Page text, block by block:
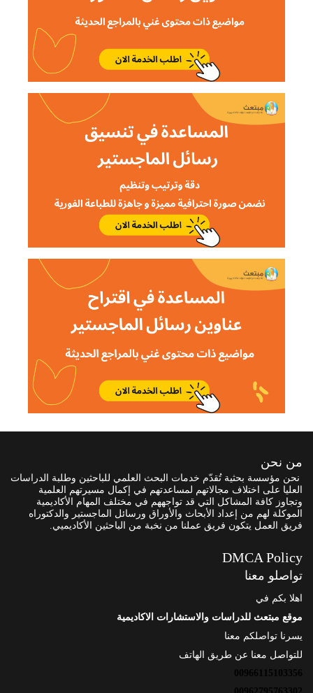
من نحن
نحن مؤسسة بحثية تُقدّم خدمات البحث العلمي للباحثين وطلبة الدراسات
العليا على اختلاف مجالاتهم لمساعدتهم في إكمال مسيرتهم العلمية
وتجاوز كافة المشاكل التي قد تواجههم في مختلف المهام الأكاديمية
الموكلة لهم من إعداد الأبحاث والأوراق ورسائل الماجستير والدكتوراه
فريق العمل يتكون فريق عملنا من نخبة من الباحثين الأكاديميي.
DMCA Policy
تواصلو معنا
اهلا بكم في
موقع مبتعث للدراسات والاستشارات الاكاديمية
يسرنا تواصلكم معنا
للتواصل معنا عن طريق الهاتف
00966115103356